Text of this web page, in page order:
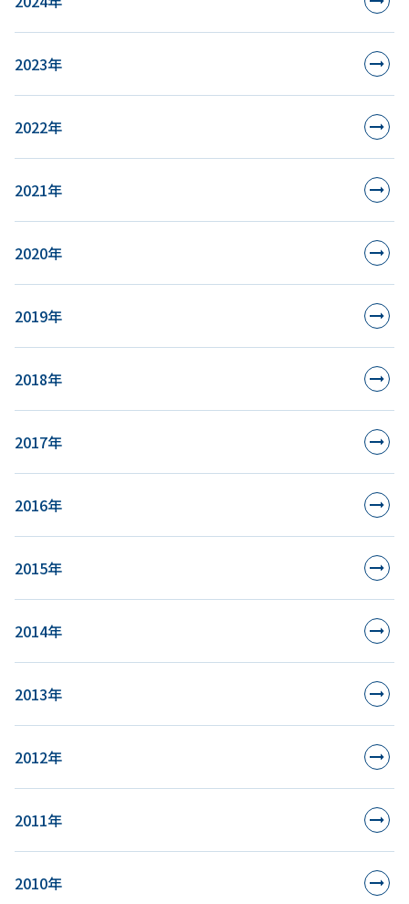
2023年
2022年
2021年
2020年
2019年
2018年
2017年
2016年
2015年
2014年
2013年
2012年
2011年
2010年